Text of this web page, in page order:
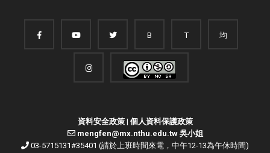
B T 均
資料安全政策| 個人資料保護政策
mengfen@mx.nthu.edu.tw 吳小姐
03-5715131#35401 (請於上班時間來電，中午12-13為午休時間)